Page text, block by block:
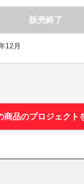
販売終了
12月
商品のプロジェクト